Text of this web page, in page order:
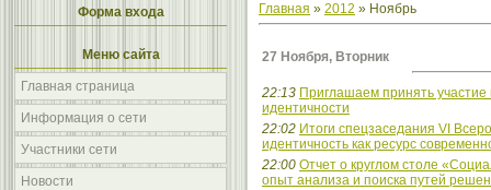
Форма входа
Меню сайта
Главная страница
Информация о сети
Участники сети
Новости
Главная » 2012 » Ноябрь
27 Ноября, Вторник
22:13 Приглашаем принять участие
идентичности
22:02 Итоги спецзаседания VI
идентичность как ресурс
22:00 Отчет о круглом столе
опыт анализа и поиска путей